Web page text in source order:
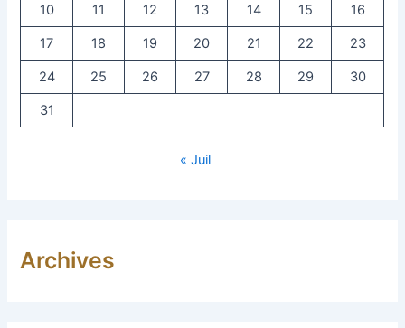
10 11 12 13 14 15 16
17 18 19 20 21 22 23
24 25 26 27 28 29 30
31
« Juil
Archives